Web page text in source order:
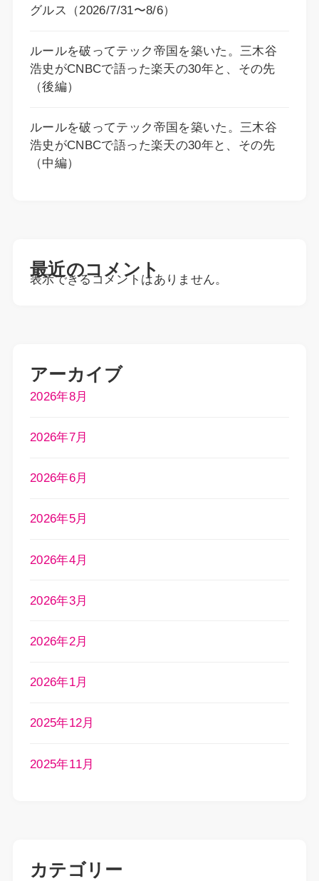
グルス（2026/7/31〜8/6）
ルールを破ってテック帝国を築いた。三木谷
浩史がCNBCで語った楽天の30年と、その先
（後編）
ルールを破ってテック帝国を築いた。三木谷
浩史がCNBCで語った楽天の30年と、その先
（中編）
最近のコメント
表示できるコメントはありません。
アーカイブ
2026年8月
2026年7月
2026年6月
2026年5月
2026年4月
2026年3月
2026年2月
2026年1月
2025年12月
2025年11月
カテゴリー